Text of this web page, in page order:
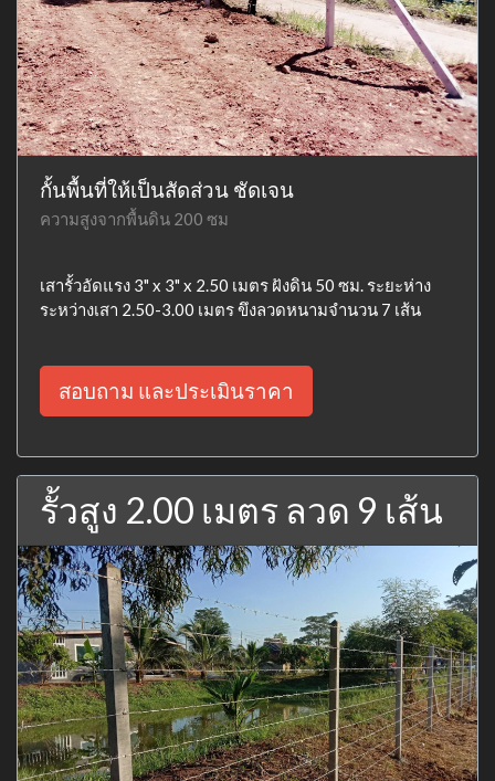
กั้นพื้นที่ให้เป็นสัดส่วน ชัดเจน
ความสูงจากพื้นดิน 200 ซม
เสารั้วอัดแรง 3" x 3" x 2.50 เมตร ฝังดิน 50 ซม. ระยะห่าง
ระหว่างเสา 2.50-3.00 เมตร ขึงลวดหนามจำนวน 7 เส้น
สอบถาม และประเมินราคา
รั้วสูง 2.00 เมตร ลวด 9 เส้น